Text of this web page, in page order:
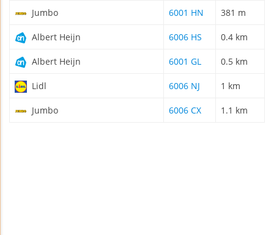
Jumbo 6001 HN 381 m
Albert Heijn 6006 HS 0.4 km
Albert Heijn 6001 GL 0.5 km
Lidl 6006 NJ 1 km
Jumbo 6006 CX 1.1 km